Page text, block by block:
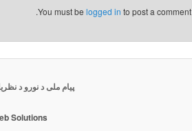
You must belogged in to post a comment.
پیام ملی د نورو د
Solutions